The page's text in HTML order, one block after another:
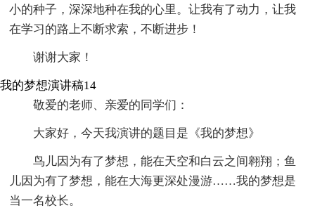
小的种子，深深地种在我的心里。让我有了动力，让我
在学习的路上不断求索，不断进步！
谢谢大家！
我的梦想演讲稿14
敬爱的老师、亲爱的同学们：
大家好，今天我演讲的题目是《我的梦想》
鸟儿因为有了梦想，能在天空和白云之间翱翔；鱼
儿因为有了梦想，能在大海更深处漫游……我的梦想是
当一名校长。